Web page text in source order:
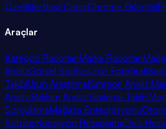
ÖzelliklerNasıl ÇalışırChrome Eklentisi
Araçlar
Kategori RaporlarıMarka Raporları
AnalizGörsel StüdyoÜrün Fotoğrafı
TakibiÜrün AraştırmaKategori Analizi
AnaliziReklam AnaliziSıralama Takibi
SorgulamaMağaza Entegrasyonu
SorularıKomisyon HesaplamaDesi